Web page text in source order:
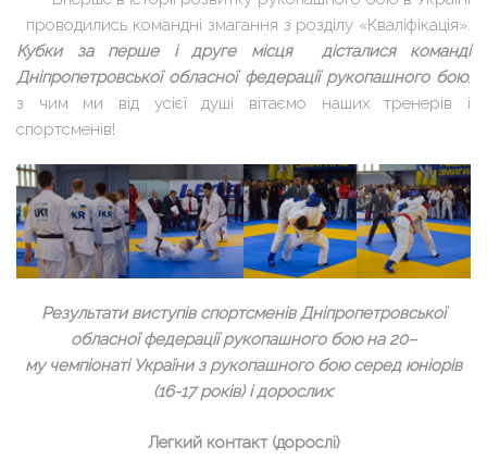
проводились командні змагання з розділу «Кваліфікація».
Кубки за перше і друге місця дісталися команді
Дніпропетровської обласної федерації рукопашного бою,
з чим ми від усієї душі вітаємо наших тренерів і
спортсменів!
Результати виступів спортсменів Дніпропетровської
обласної федерації рукопашного бою на 20–
му чемпіонаті України з рукопашного бою серед юніорів
(16-17 років) і дорослих:
Легкий контакт (дорослі)